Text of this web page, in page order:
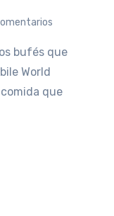
World
que